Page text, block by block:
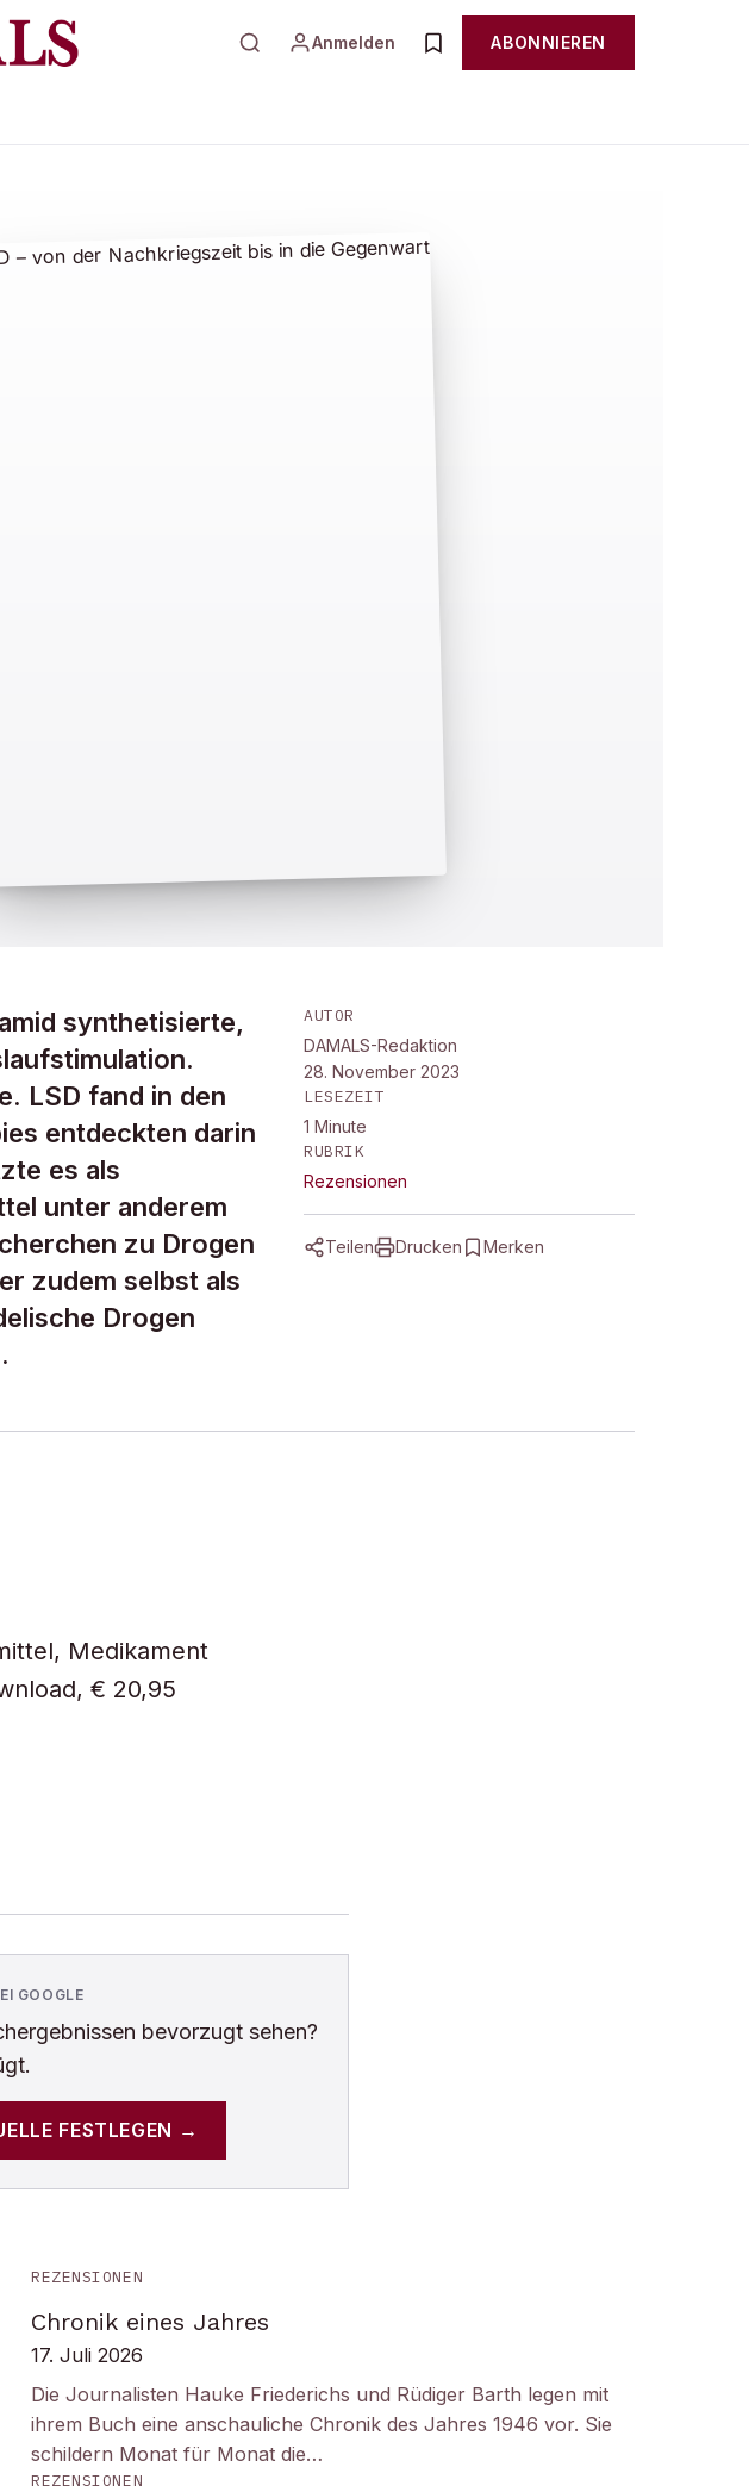
Anmelden ABONNIEREN
synthetisierte,
LSD fand in den
entdeckten darin
es als
unter anderem
zu Drogen
zudem selbst als
Drogen
AUTOR
DAMALS-Redaktion
28. November 2023
LESEZEIT
1 Minute
RUBRIK
Rezensionen
Teilen Drucken Merken
Medikament
€ 20,95
GOOGLE
bevorzugt sehen?
FESTLEGEN →
REZENSIONEN
Chronik eines Jahres
17. Juli 2026
Die Journalisten Hauke Friederichs und Rüdiger Barth legen mit
ihrem Buch eine anschauliche Chronik des Jahres 1946 vor. Sie
schildern Monat für Monat die…
REZENSIONEN